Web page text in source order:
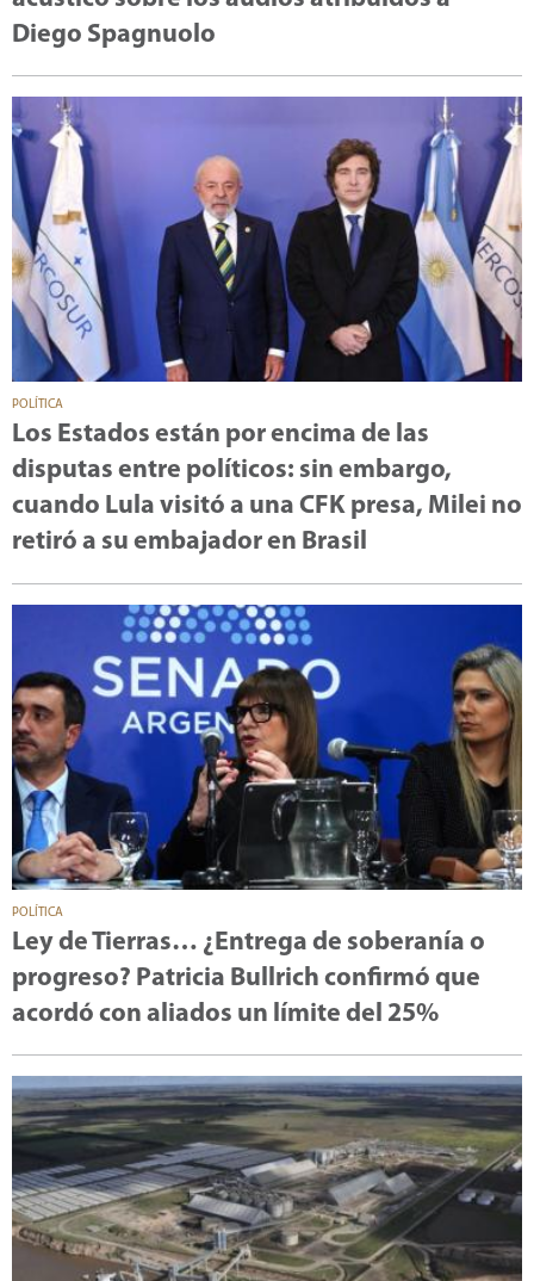
Diego Spagnuolo
POLÍTICA
Los Estados están por encima de las
disputas entre políticos: sin embargo,
cuando Lula visitó a una CFK presa, Milei no
retiró a su embajador en Brasil
POLÍTICA
Ley de Tierras… ¿Entrega de soberanía o
progreso? Patricia Bullrich confirmó que
acordó con aliados un límite del 25%